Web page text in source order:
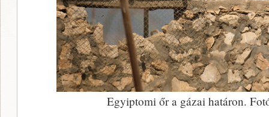
Egyiptomi őr a gázai határon.